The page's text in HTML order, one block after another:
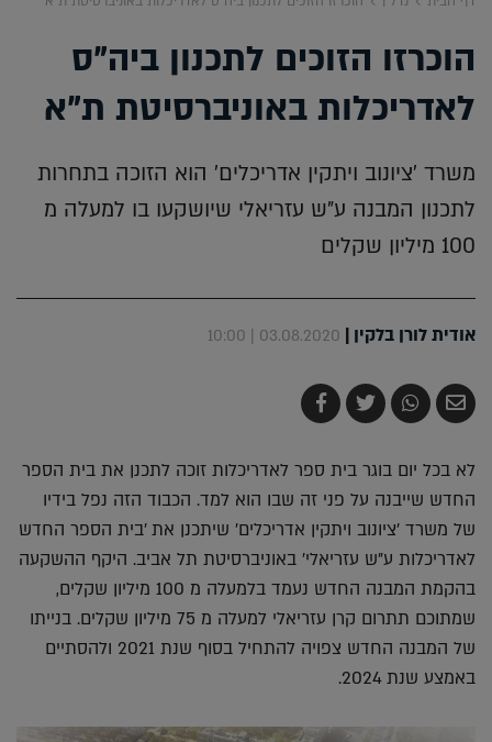
הוכרזו הזוכים לתכנון ביה"ס
לאדריכלות באוניברסיטת ת"א
משרד 'ציונוב ויתקין אדריכלים' הוא הזוכה בתחרות
לתכנון המבנה ע"ש עזריאלי שיושקעו בו למעלה מ
100 מיליון שקלים
אודית לורן בלקין |
03.08.2020 | 10:00
שלח
בדואר
שתף
ב-
צייץ
ב-
שתף
ב-
לא בכל יום בוגר בית ספר לאדריכלות זוכה לתכנן את בית הספר
החדש שייבנה על פני זה שבו הוא למד. הכבוד הזה נפל בידיו
של משרד 'ציונוב ויתקין אדריכלים' שיתכנן את 'בית הספר החדש
לאדריכלות ע"ש עזריאלי' באוניברסיטת תל אביב. היקף ההשקעה
בהקמת המבנה החדש נעמד בלמעלה מ 100 מיליון שקלים,
שמתוכם תתרום קרן עזריאלי למעלה מ 75 מיליון שקלים. בנייתו
של המבנה החדש צפויה להתחיל בסוף שנת 2021 ולהסתיים
באמצע שנת 2024.